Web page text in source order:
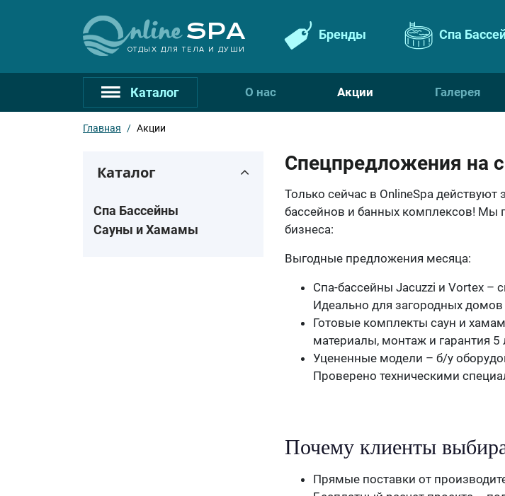
ОТДЫХ ДЛЯ ТЕЛА И ДУШИ
Бренды Спа
Каталог О нас Акции Галерея
Главная / Акции
Каталог
Спа Бассейны
Сауны и Хамамы
Спецпредложения на
Только сейчас в OnlineSpa
бассейнов и банных комплексов! Мы
бизнеса:
Выгодные предложения месяца:
Спа-бассейны Jacuzzi и Vortex –
Идеально для загородных домов
Готовые комплекты саун и
материалы, монтаж и гарантия 5
Уцененные модели – б/у
Проверено техническими
Почему клиенты
Прямые поставки от